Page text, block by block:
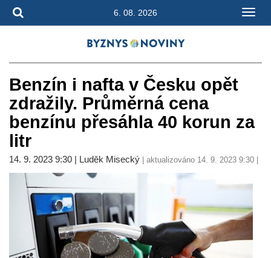
6. 08. 2026
Benzín i nafta v Česku opět
zdražily. Průměrná cena
benzínu přesáhla 40 korun za
litr
14. 9. 2023 9:30 | Luděk Misecký | aktualizováno 14. 9. 2023 9:30 |